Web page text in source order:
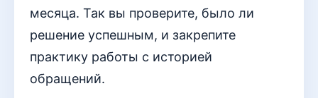
месяца. Так вы проверите, было ли
решение успешным, и закрепите
практику работы с историей
обращений.